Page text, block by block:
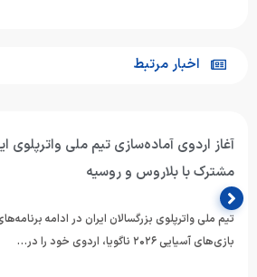
اخبار مرتبط
آغاز اردوی آماده‌سازی تیم ملی واترپلوی
مشترک با بلاروس و روسیه
تیم ملی واترپلوی بزرگسالان ایران در ادامه
بازی‌های آسیایی ۲۰۲۶ ناگویا، اردوی خود را در…